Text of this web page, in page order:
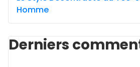
Homme
Derniers